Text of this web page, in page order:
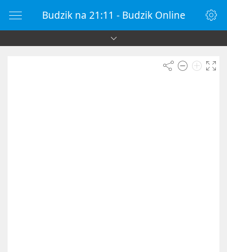
Budzik na 21:11 - Budzik Online